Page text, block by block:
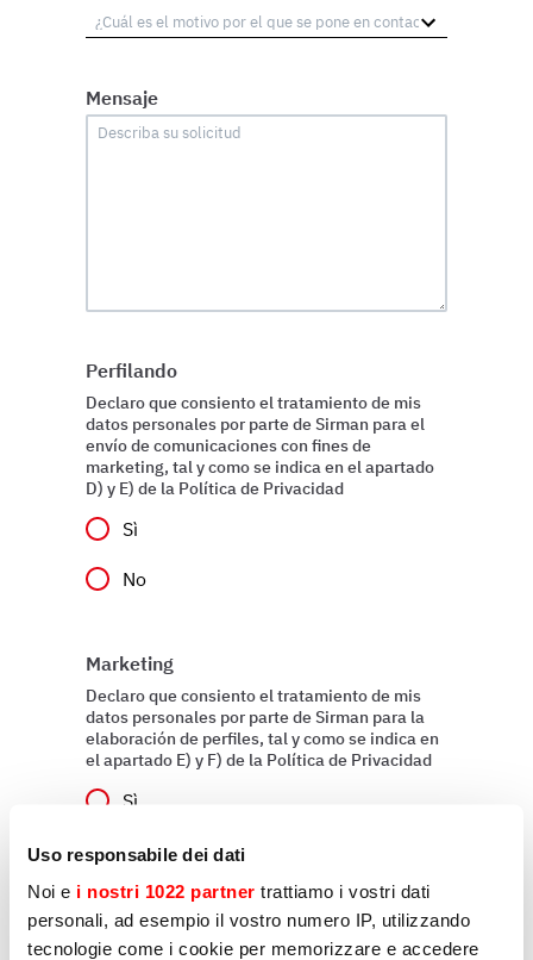
Uso responsabile dei dati
Noi e i nostri 1022 partner trattiamo i vostri dati
personali, ad esempio il vostro numero IP, utilizzando
tecnologie come i cookie per memorizzare e accedere
Mensaje
Perfilando
Declaro que consiento el tratamiento de mis
datos personales por parte de Sirman para el
envío de comunicaciones con fines de
marketing, tal y como se indica en el apartado
D) y E) de la Política de Privacidad
Sì
No
Marketing
Declaro que consiento el tratamiento de mis
datos personales por parte de Sirman para la
elaboración de perfiles, tal y como se indica en
el apartado E) y F) de la Política de Privacidad
Sì
No
Enviar